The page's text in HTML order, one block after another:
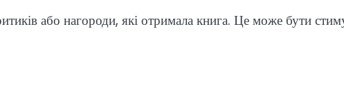
або нагороди, які отримала книга. Це може бути